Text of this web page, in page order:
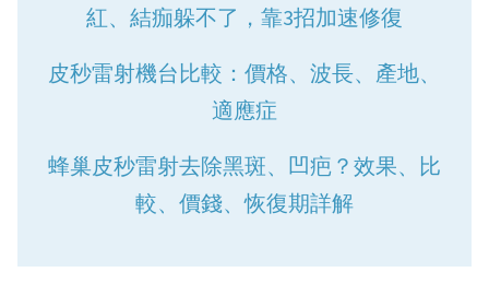
紅、結痂躲不了，靠3招加速修復
皮秒雷射機台比較：價格、波長、產地、
適應症
蜂巢皮秒雷射去除黑斑、凹疤？效果、比
較、價錢、恢復期詳解